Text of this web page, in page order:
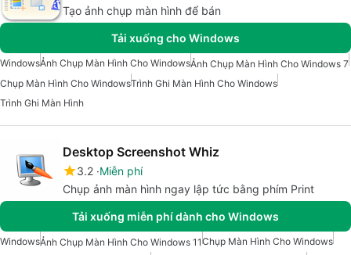
Tạo ảnh chụp màn hình để bán
Tải xuống cho Windows
WindowsẢnh Chụp Màn Hình Cho WindowsẢnh Chụp Màn Hình Cho Windows 7
Chụp Màn Hình Cho WindowsTrình Ghi Màn Hình Cho Windows
Trình Ghi Màn Hình
Desktop Screenshot Whiz
3.2 Miễn phí
Chụp ảnh màn hình ngay lập tức bằng phím Print
Tải xuống miễn phí dành cho Windows
WindowsẢnh Chụp Màn Hình Cho Windows 11Chụp Màn Hình Cho Windows